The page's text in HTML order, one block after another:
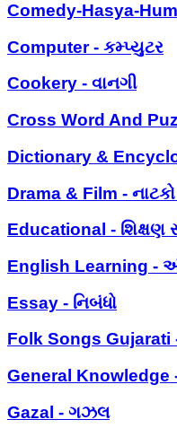
Comedy-Hasya-
Computer - કમ્પ્યુટર
Cookery - વાનગી
Cross Word And
Dictionary &
Drama & Film -
Educational - શિક્ષણ
English Learning -
Essay - નિબંધો
Folk Songs Gujarati
General Knowledge
Gazal - ગઝલ